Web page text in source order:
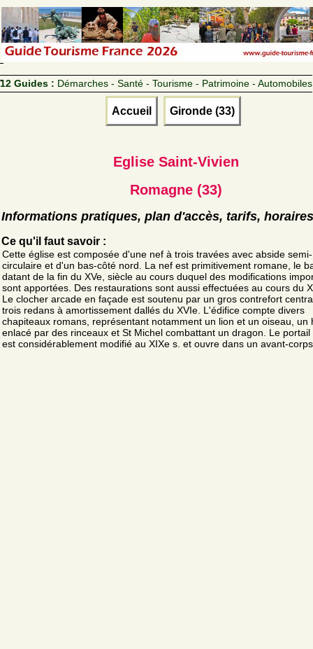
12 Guides : Démarches - Santé - Tourisme - Patrimoine - Automobiles
Accueil Gironde (33)
Eglise Saint-Vivien
Romagne (33)
Informations pratiques, plan d'accès, tarifs, horaires
Ce qu'il faut savoir :
Cette église est composée d'une nef à trois travées avec abside semi-
circulaire et d'un bas-côté nord. La nef est primitivement romane, le
datant de la fin du XVe, siècle au cours duquel des modifications
sont apportées. Des restaurations sont aussi effectuées au cours du
Le clocher arcade en façade est soutenu par un gros contrefort
trois redans à amortissement dallés du XVIe. L'édifice compte divers
chapiteaux romans, représentant notamment un lion et un oiseau, un
enlacé par des rinceaux et St Michel combattant un dragon. Le portail
est considérablement modifié au XIXe s. et ouvre dans un avant-